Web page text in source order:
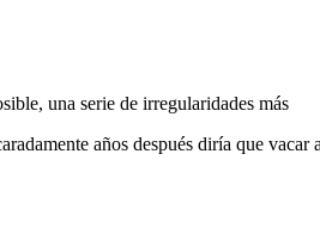
una serie de irregularidades más
años después diría que